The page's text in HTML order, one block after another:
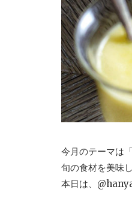
今月のテーマは
旬の食材を美味
本日は、